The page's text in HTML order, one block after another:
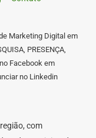
Marketing Digital em
PRESENÇA,
Facebook em
no Linkedin
com